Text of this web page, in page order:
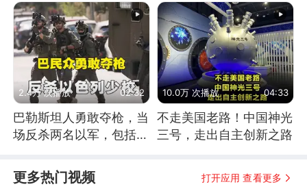
2.4万 次播放 02:32
巴勒斯坦人勇敢夺枪，当
场反杀两名以军，包括一
10.0万 次播放 04:33
不走美国老路！中国神光
三号，走出自主创新之路
更多热门视频 打开应用 查看更多